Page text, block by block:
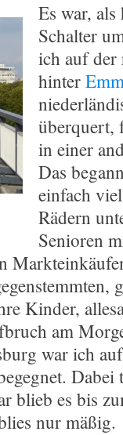
Es war, als
Schalter
ich auf der
hinter
überquert,
in einer
Das
einfach
Rädern
Senioren
Kinder,
am
war ich
Dabei
blieb es bis
nur mäßig.